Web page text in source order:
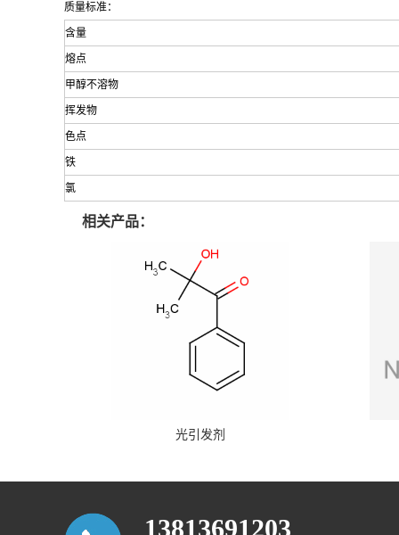
质量标准：
含量
熔点
甲醇不溶物
挥发物
色点
铁
氯
相关产品：
光引发剂
13813691203